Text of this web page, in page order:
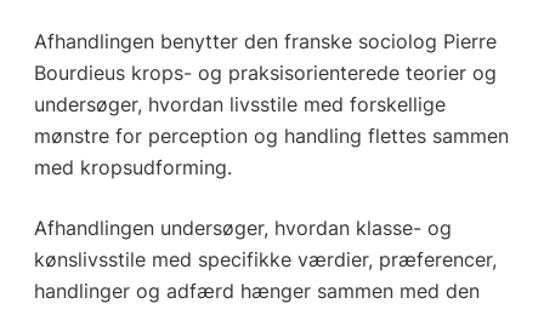
Afhandlingen benytter den franske sociolog Pierre
Bourdieus krops- og praksisorienterede teorier og
undersøger, hvordan livsstile med forskellige
mønstre for perception og handling flettes sammen
med kropsudforming.
Afhandlingen undersøger, hvordan klasse- og
kønslivsstile med specifikke værdier, præferencer,
handlinger og adfærd hænger sammen med den